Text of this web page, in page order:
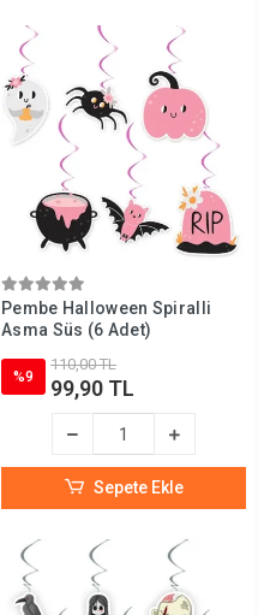
Pembe Halloween Spiralli
Asma Süs (6 Adet)
%9
110,00 TL
99,90 TL
Sepete Ekle